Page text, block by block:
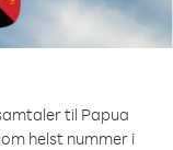
til Papua
helst nummer i